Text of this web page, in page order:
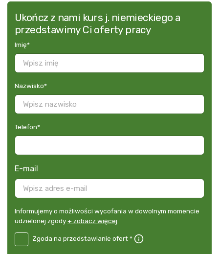
Ukończ z nami kurs j. niemieckiego a
przedstawimy Ci oferty pracy
Imię*
Nazwisko*
Telefon*
E-mail
Informujemy
o
wycofania
Informujemy o możliwości wycofania w dowolnym momencie
udzielonej zgody+ zobacz więcej
DE
Zgoda na przedstawianie ofert *